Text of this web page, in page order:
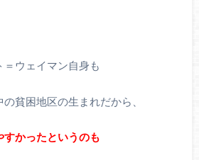
＝ウェイマン自身も
貧困地区の生まれだから、
かったというのも